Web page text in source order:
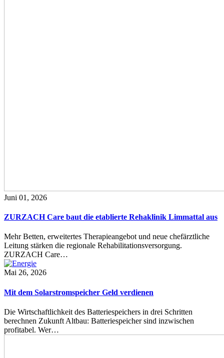
Juni 01, 2026
ZURZACH Care baut die etablierte Rehaklinik Limmattal aus
Mehr Betten, erweitertes Therapieangebot und neue chefärztliche
Leitung stärken die regionale Rehabilitationsversorgung.
ZURZACH Care…
Mai 26, 2026
Mit dem Solarstromspeicher Geld verdienen
Die Wirtschaftlichkeit des Batteriespeichers in drei Schritten
berechnen Zukunft Altbau: Batteriespeicher sind inzwischen
profitabel. Wer…